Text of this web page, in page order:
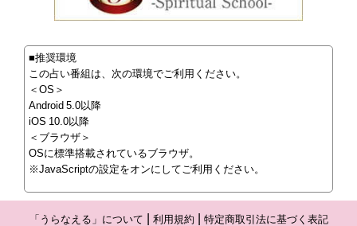
■推奨環境
この占い番組は、次の環境でご利用ください。
＜OS＞
Android 5.0以降
iOS 10.0以降
＜ブラウザ＞
OSに標準搭載されているブラウザ。
※JavaScriptの設定をオンにしてご利用ください。
「うらなえる」について 利用規約 特定商取引法に基づく表記